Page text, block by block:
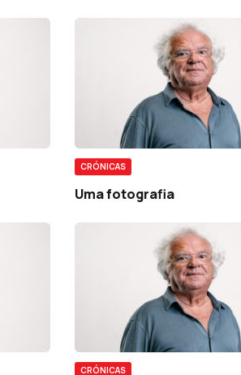
CRÓNICAS
Uma fotografia
CRÓNICAS